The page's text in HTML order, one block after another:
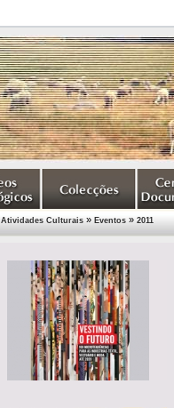
Atividades Culturais» Eventos» 2011